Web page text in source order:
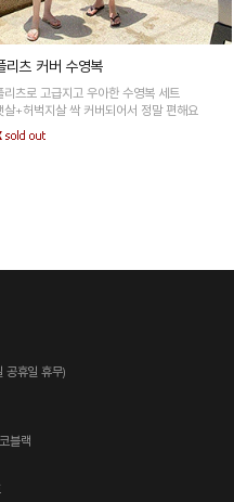
리츠 커버 수영복
리츠로 고급지고 우아한 수영복 세트
살+허벅지살 싹 커버되어서 정말 편해요
공휴일 휴무)
블랙